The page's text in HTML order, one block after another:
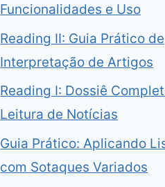
Funcionalidades e Uso
Reading II: Guia Prático de
Interpretação de Artigos
Reading I: Dossiê
Leitura de Notícias
Guia Prático: Aplicando
com Sotaques Variados